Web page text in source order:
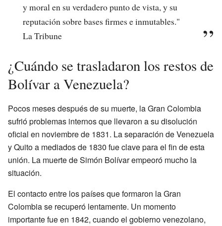
y moral en su verdadero punto de vista, y su
reputación sobre bases firmes e inmutables."
La Tribune
¿Cuándo se trasladaron los restos de
Bolívar a Venezuela?
Pocos meses después de su muerte, la Gran Colombia
sufrió problemas internos que llevaron a su disolución
oficial en noviembre de 1831. La separación de Venezuela
y Quito a mediados de 1830 fue clave para el fin de esta
unión. La muerte de Simón Bolívar empeoró mucho la
situación.
El contacto entre los países que formaron la Gran
Colombia se recuperó lentamente. Un momento
importante fue en 1842, cuando el gobierno venezolano,